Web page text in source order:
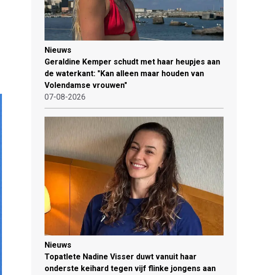
Nieuws
Geraldine Kemper schudt met haar heupjes aan
de waterkant: "Kan alleen maar houden van
Volendamse vrouwen"
07-08-2026
Nieuws
Topatlete Nadine Visser duwt vanuit haar
onderste keihard tegen vijf flinke jongens aan